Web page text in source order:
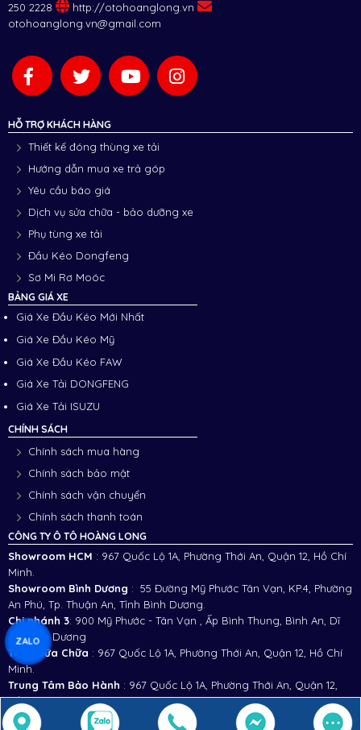
250 2228
http://otohoanglong.vn
otohoanglong.vn@gmail.com
HỖ TRỢ KHÁCH HÀNG
Thiết kế đóng thùng xe tải
Hướng dẫn mua xe trả góp
Yêu cầu báo giá
Dịch vụ sửa chữa - bảo dưỡng xe
Phụ tùng xe tải
Đầu Kéo Dongfeng
Sơ Mi Rơ Moóc
BẢNG GIÁ XE
Giá Xe Đầu Kéo Mới Nhất
Giá Xe Đầu Kéo Mỹ
Giá Xe Đầu Kéo FAW
Giá Xe Tải DONGFENG
Giá Xe Tải ISUZU
CHÍNH SÁCH
Chính sách mua hàng
Chính sách bảo mật
Chính sách vận chuyển
Chính sách thanh toán
CÔNG TY Ô TÔ HOÀNG LONG
Showroom HCM : 967 Quốc Lộ 1A, Phường Thới An, Quận 12, Hồ Chí
Minh.
Showroom Bình Dương : 55 Đường Mỹ Phước Tân Vạn, KP.4, Phường
An Phú, Tp. Thuận An, Tỉnh Bình Dương.
Chi nhánh 3: 900 Mỹ Phước - Tân Vạn , Ấp Bình Thung, Bình An, Dĩ
An, Bình Dương
Trạm Sữa Chữa : 967 Quốc Lộ 1A, Phường Thới An, Quận 12, Hồ Chí
Minh.
Trung Tâm Bảo Hành : 967 Quốc Lộ 1A, Phường Thới An, Quận 12,
Hồ Chí Minh.
ZALO